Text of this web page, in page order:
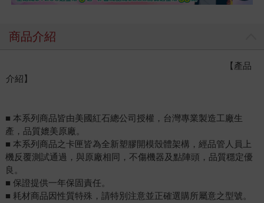
商品介紹
【產品
介紹】
■ 本系列商品皆由美國紅石總公司授權，台灣專業製造工廠生
產，品質媲美原廠。
■ 本系列商品之卡匣皆為全新塑膠開模殼體架構，經品管人員上
機反覆測試通過，與原廠相同，不傷機器及點陣頭，品質穩定優
良。
■ 保證提供一年保固責任。
■ 耗材商品因性質特殊，請特別注意並正確選購所屬意之型號。